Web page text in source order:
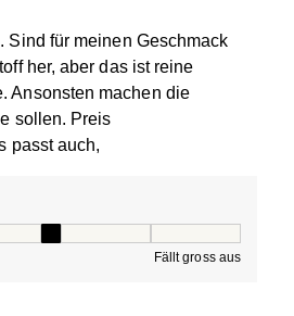
Sind für meinen Geschmack
her, aber das ist reine
Ansonsten machen die
sollen. Preis
passt auch,
Fällt gross aus